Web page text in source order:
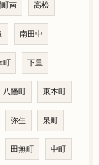
町南 高松
南田中
町 下里
八幡町 東本町
弥生 泉町
田無町 中町